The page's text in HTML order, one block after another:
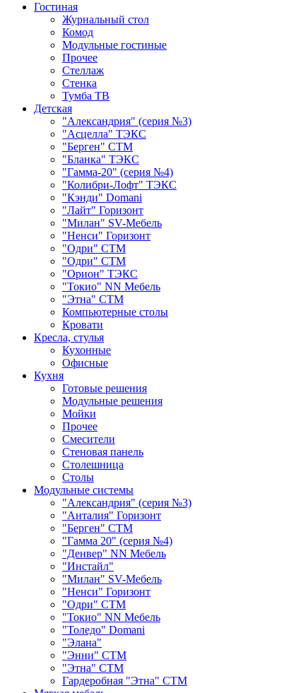
Гостиная
Журнальный стол
Комод
Модульные гостиные
Прочее
Стеллаж
Стенка
Тумба ТВ
Детская
"Александрия" (серия №3)
"Асцелла" ТЭКС
"Берген" СТМ
"Бланка" ТЭКС
"Гамма-20" (серия №4)
"Колибри-Лофт" ТЭКС
"Кэнди" Domani
"Лайт" Горизонт
"Милан" SV-Мебель
"Ненси" Горизонт
"Одри" СТМ
"Одри" СТМ
"Орион" ТЭКС
"Токио" NN Мебель
"Этна" СТМ
Компьютерные столы
Кровати
Кресла, стулья
Кухонные
Офисные
Кухня
Готовые решения
Модульные решения
Мойки
Прочее
Смесители
Стеновая панель
Столешница
Столы
Модульные системы
"Александрия" (серия №3)
"Анталия" Горизонт
"Берген" СТМ
"Гамма 20" (серия №4)
"Денвер" NN Мебель
"Инстайл"
"Милан" SV-Мебель
"Ненси" Горизонт
"Одри" СТМ
"Токио" NN Мебель
"Толедо" Domani
"Элана"
"Энни" СТМ
"Этна" СТМ
Гардеробная "Этна" СТМ